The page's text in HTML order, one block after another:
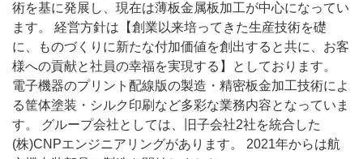
術を基に発展し、現在は薄板金属板加工が中心になってい
ます。 経営方針は【創業以来培ってきた生産技術を礎
に、ものづくりに新たな付加価値を創出すると共に、お客
様への貢献と社員の幸福を実現する】としております。
電子機器のプリント配線版の製造・精密板金加工技術によ
る筐体塗装・シルク印刷など多彩な業務内容となっていま
す。 グループ会社としては、旧子会社2社を統合した
(株)CNPエンジニアリングがあります。 2021年からは航